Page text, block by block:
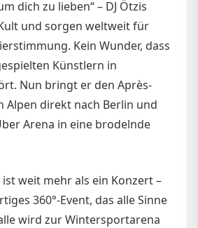
dich zu lieben“ – DJ Ötzis
und sorgen weltweit für
Kein Wunder, dass
Künstlern in
Nun bringt er den Après-
Alpen direkt nach Berlin und
Arena in eine brodelnde
weit mehr als ein Konzert –
360°-Event, das alle Sinne
wird zur Wintersportarena